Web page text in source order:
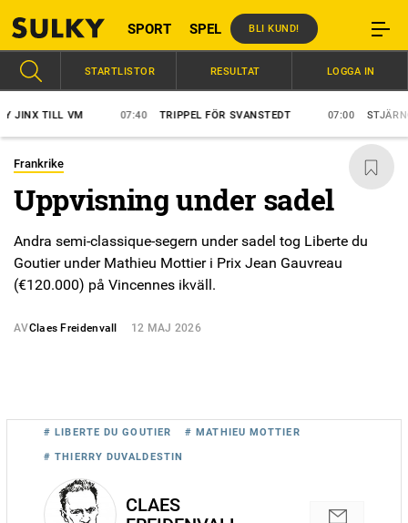
SPORT SPEL BLI KUND!
TILL VM 07:40 TRIPPEL FÖR SVANSTEDT 07:00
STARTLISTOR RESULTAT LOGGA IN
Frankrike
Uppvisning under sadel
Andra semi-classique-segern under sadel tog Liberte du
Goutier under Mathieu Mottier i Prix Jean Gauvreau
(€120.000) på Vincennes ikväll.
AVClaes Freidenvall 12 MAJ 2026
# LIBERTE DU GOUTIER # MATHIEU MOTTIER
# THIERRY DUVALDESTIN
CLAES